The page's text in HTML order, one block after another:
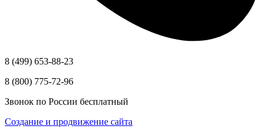
8 (499) 653-88-23
8 (800) 775-72-96
Звонок по России бесплатный
Создание и продвижение сайта